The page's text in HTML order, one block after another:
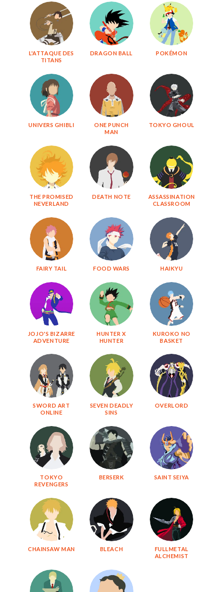
L'ATTAQUE DES
TITANS
DRAGON BALL POKÉMON
UNIVERS GHIBLI
ONE PUNCH
MAN
TOKYO GHOUL
THE PROMISED
NEVERLAND
DEATH NOTE
ASSASSINATION
CLASSROOM
FAIRY TAIL FOOD WARS HAIKYU
JOJO'S BIZARRE
ADVENTURE
HUNTER X
HUNTER
KUROKO NO
BASKET
SWORD ART
ONLINE
SEVEN DEADLY
SINS
OVERLORD
TOKYO
REVENGERS
BERSERK SAINT SEIYA
CHAINSAW MAN BLEACH
FULLMETAL
ALCHEMIST